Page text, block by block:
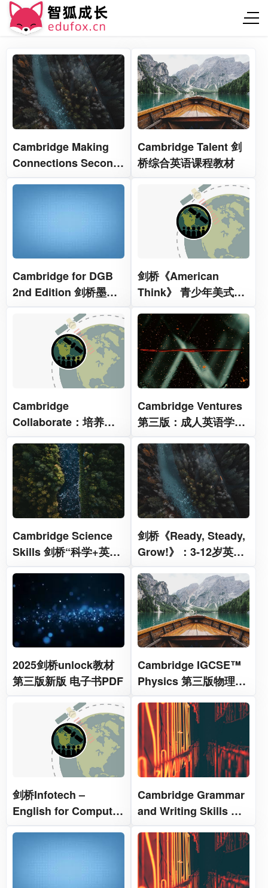
Cambridge Making
Connections Second
Edition 剑桥学术阅读
能力经典教材
Cambridge Talent 剑
桥综合英语课程教材
Cambridge for DGB
2nd Edition 剑桥墨西
哥高中美式英语教材
剑桥《American
Think》 青少年美式英
语教材
Cambridge
Collaborate：培养协
作力与自信表达的中学
英语教材
Cambridge Ventures
第三版：成人英语学习
的高效进阶课程教材
Cambridge Science
Skills 剑桥“科学+英
语”跨学科教材
剑桥《Ready, Steady,
Grow!》：3-12岁英语
启蒙的“王炸教材”
2025剑桥unlock教材
第三版新版 电子书PDF
Cambridge IGCSE™
Physics 第三版物理教
材电子版
剑桥Infotech –
English for Computer
Users
Cambridge Grammar
and Writing Skills 语
法与写作教材